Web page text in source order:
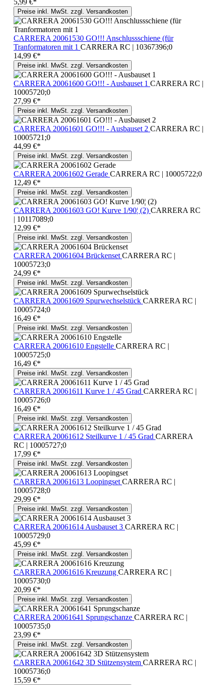
Preise inkl. MwSt. zzgl. Versandkosten
CARRERA 20061530 GO!!! Anschlussschiene (für
Tranformatoren mit 1 CARRERA RC | 10367396;0
14,99 €*
Preise inkl. MwSt. zzgl. Versandkosten
CARRERA 20061600 GO!!! - Ausbauset 1 CARRERA RC |
10005720;0
27,99 €*
Preise inkl. MwSt. zzgl. Versandkosten
CARRERA 20061601 GO!!! - Ausbauset 2 CARRERA RC |
10005721;0
44,99 €*
Preise inkl. MwSt. zzgl. Versandkosten
CARRERA 20061602 Gerade CARRERA RC | 10005722;0
12,49 €*
Preise inkl. MwSt. zzgl. Versandkosten
CARRERA 20061603 GO! Kurve 1/90¦ (2) CARRERA RC
| 10117089;0
12,99 €*
Preise inkl. MwSt. zzgl. Versandkosten
CARRERA 20061604 Brückenset CARRERA RC |
10005723;0
24,99 €*
Preise inkl. MwSt. zzgl. Versandkosten
CARRERA 20061609 Spurwechselstück CARRERA RC |
10005724;0
16,49 €*
Preise inkl. MwSt. zzgl. Versandkosten
CARRERA 20061610 Engstelle CARRERA RC |
10005725;0
16,49 €*
Preise inkl. MwSt. zzgl. Versandkosten
CARRERA 20061611 Kurve 1 / 45 Grad CARRERA RC |
10005726;0
16,49 €*
Preise inkl. MwSt. zzgl. Versandkosten
CARRERA 20061612 Steilkurve 1 / 45 Grad CARRERA
RC | 10005727;0
17,99 €*
Preise inkl. MwSt. zzgl. Versandkosten
CARRERA 20061613 Loopingset CARRERA RC |
10005728;0
29,99 €*
Preise inkl. MwSt. zzgl. Versandkosten
CARRERA 20061614 Ausbauset 3 CARRERA RC |
10005729;0
45,99 €*
Preise inkl. MwSt. zzgl. Versandkosten
CARRERA 20061616 Kreuzung CARRERA RC |
10005730;0
20,99 €*
Preise inkl. MwSt. zzgl. Versandkosten
CARRERA 20061641 Sprungschanze CARRERA RC |
10005735;0
23,99 €*
Preise inkl. MwSt. zzgl. Versandkosten
CARRERA 20061642 3D Stützensystem CARRERA RC |
10005736;0
15,59 €*